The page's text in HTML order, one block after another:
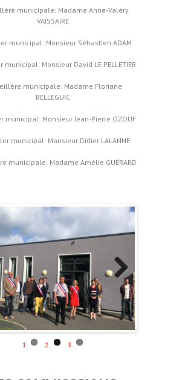
municipale: Madame Anne-Valéry
VAISSAIRE
municipal: Monsieur Sébastien ADAM
municipal: Monsieur David LE PELLETIER
municipale: Madame Floriane
BELLEGUIC
municipal: Monsieur Jean-Pierre OZOUF
municipal: Monsieur Didier LALANNE
municipale: Madame Amélie GUÉRARD
Next